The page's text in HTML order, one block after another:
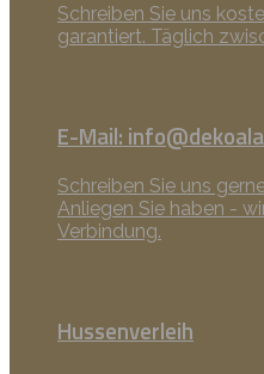
Schreiben Sie uns
garantiert. Täglich
E-Mail:
Schreiben Sie uns
Anliegen Sie haben -
Verbindung.
Hussenverleih